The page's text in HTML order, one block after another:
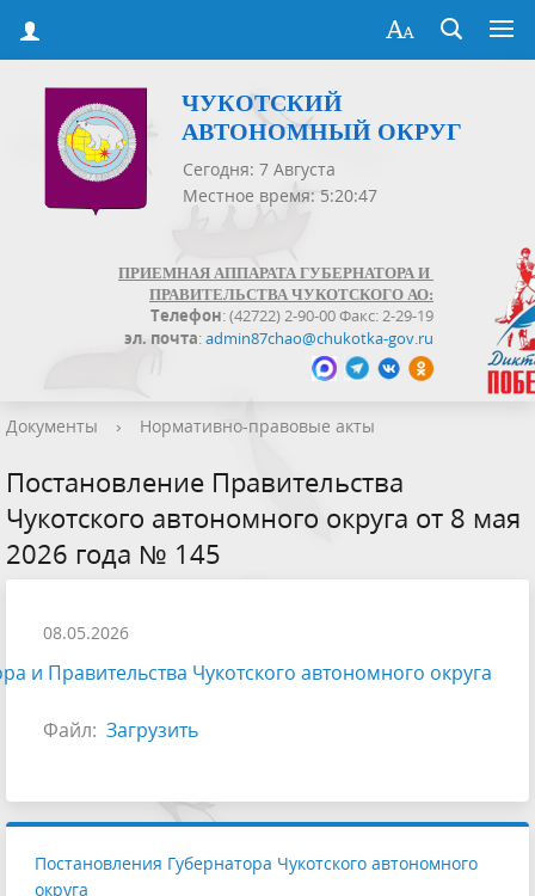
ЧУКОТСКИЙ
АВТОНОМНЫЙ ОКРУГ
Сегодня: 7 Августа
Местное время: 5:20:47
ПРИЕМНАЯ АППАРАТА ГУБЕРНАТОРА И
ПРАВИТЕЛЬСТВА ЧУКОТСКОГО АО:
Телефон: (42722) 2-90-00 Факс: 2-29-19
эл. почта:admin87chao@chukotka-gov.ru
Документы › Нормативно-правовые акты
Постановление Правительства
Чукотского автономного округа от 8 мая
2026 года № 145
08.05.2026
и Правительства Чукотского автономного округа
Файл: Загрузить
Постановления Губернатора Чукотского автономного
округа